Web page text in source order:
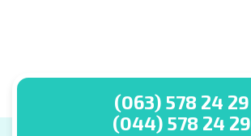
(063) 578 24 29
(044) 578 24 29